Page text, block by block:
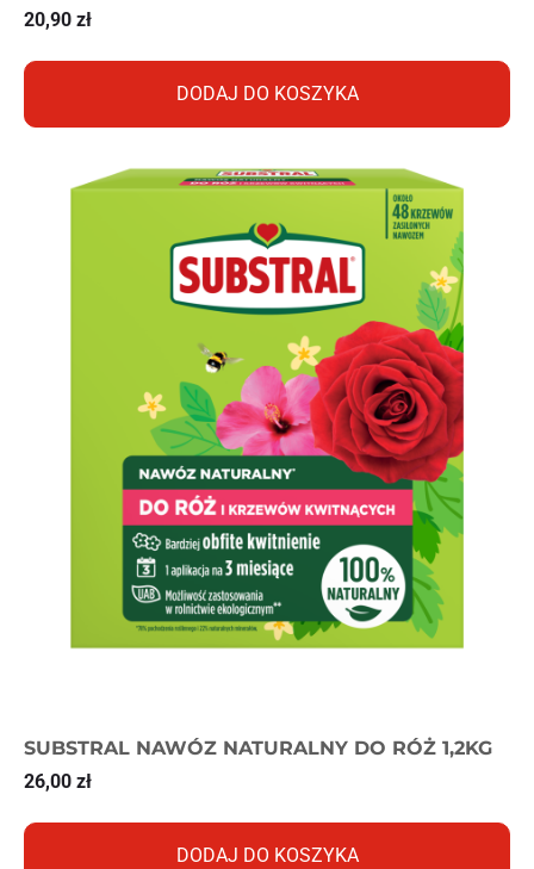
20,90 zł
DODAJ DO KOSZYKA
SUBSTRAL NAWÓZ NATURALNY DO RÓŻ 1,2KG
26,00 zł
DODAJ DO KOSZYKA